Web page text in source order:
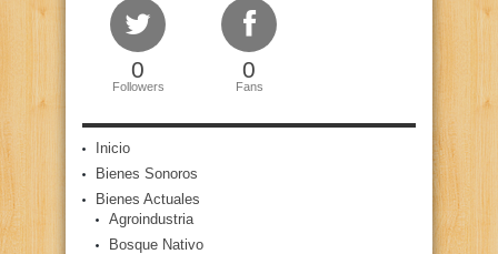
0
Followers
0
Fans
Inicio
Bienes Sonoros
Bienes Actuales
Agroindustria
Bosque Nativo